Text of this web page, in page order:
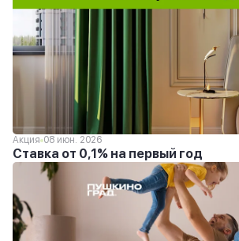
Акция 08 июн. 2026
Ставка от 0,1% на первый год